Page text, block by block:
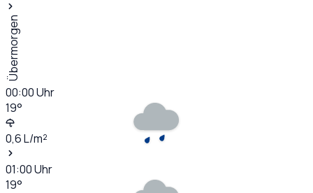
Übermorgen
00:00Uhr
19°
0,6L/m²
01:00Uhr
19°